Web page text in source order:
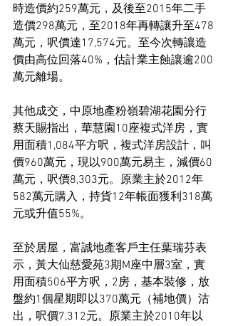
時造價約259萬元，及後至2015年二手
造價298萬元，至2018年再轉讓升至478
萬元，呎價達17,574元。至今次轉讓造
價由高位回落40%，估計業主蝕讓逾200
萬元離場。
其他成交，中原地產粉嶺碧湖花園分行
蔡天賜指出，華慧園10座複式洋房，實
用面積1,084平方呎，複式洋房設計，叫
價960萬元，現以900萬元易主，減價60
萬元，呎價8,303元。原業主於2012年
582萬元購入，持貨12年帳面獲利318萬
元或升值55%。
至於居屋，富誠地產客戶主任葉瑞芬表
示，黃大仙慈愛苑3期M座中層3室，實
用面積506平方呎，2房，基本裝修，放
盤約1個星期即以370萬元（補地價）沽
出，呎價7,312元。原業主於2010年以